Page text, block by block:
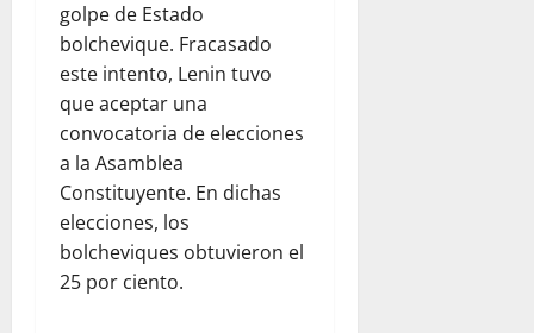
golpe de Estado
bolchevique. Fracasado
este intento, Lenin tuvo
que aceptar una
convocatoria de elecciones
a la Asamblea
Constituyente. En dichas
elecciones, los
bolcheviques obtuvieron el
25 por ciento.